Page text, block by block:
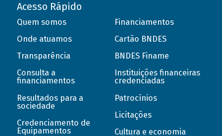
Acesso Rápido
Quem somos
Onde atuamos
Transparência
Consulta a
financiamentos
Resultados para a
sociedade
Credenciamento de
Equipamentos
Financiamentos
Cartão BNDES
BNDES Finame
Instituições financeiras
credenciadas
Patrocínios
Licitações
Cultura e economia